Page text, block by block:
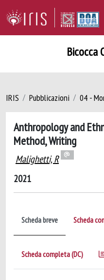
Bicocca
IRIS Pubblicazioni 04 -
Anthropology and
Method, Writing
Malighetti, R
2021
Scheda breve Scheda
Scheda completa (DC)